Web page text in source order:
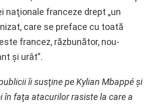
naţionale franceze drept „un
care se preface cu toată
francez, răzbunător, nou-
şi urât”.
îi susţine pe Kylian Mbappé şi
în faţa atacurilor rasiste la care a